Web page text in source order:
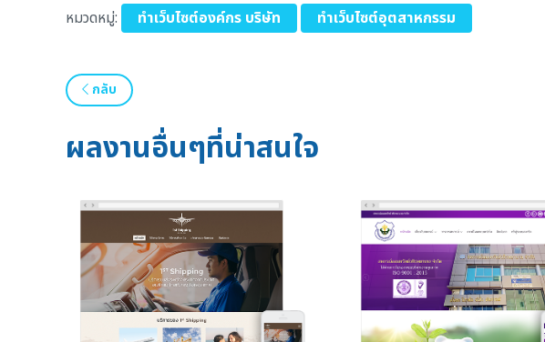
หมวดหมู่: ทำเว็บไซต์องค์กร บริษัท ทำเว็บไซต์อุตสาหกรรม
กลับ
ผลงานอื่นๆที่น่าสนใจ